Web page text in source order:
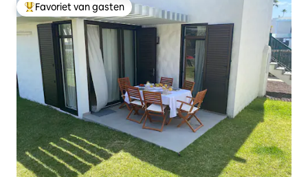
Topfavoriet van gasten
Favoriet van gasten